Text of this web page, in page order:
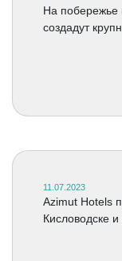
На побережье
создадут
11.07.2023
Azimut Hotels
Кисловодске и